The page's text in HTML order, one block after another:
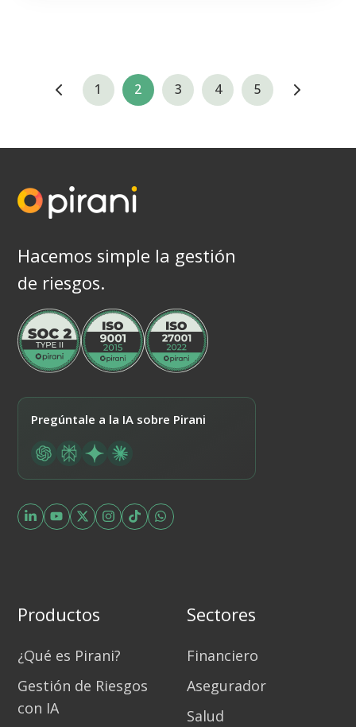
1 2 3 4 5
Hacemos simple la gestión
de riesgos.
Pregúntale a la IA sobre Pirani
Productos
¿Qué es Pirani?
Gestión de Riesgos
con IA
Sectores
Financiero
Asegurador
Salud